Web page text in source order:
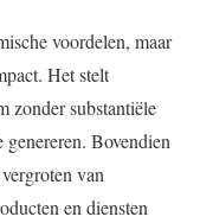
voordelen, maar
Het stelt
zonder substantiële
Bovendien
van
en diensten